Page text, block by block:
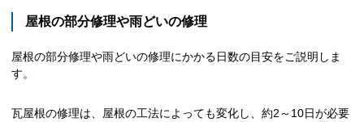
屋根の部分修理や雨どいの修理
屋根の部分修理や雨どいの修理にかかる日数の目安をご説明しま
す。
瓦屋根の修理は、屋根の工法によっても変化し、約2～10日が必要